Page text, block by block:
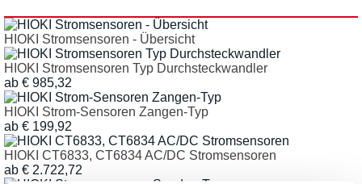
HIOKI Stromsensoren - Übersicht
HIOKI Stromsensoren Typ Durchsteckwandler
ab € 985,32
HIOKI Strom-Sensoren Zangen-Typ
ab € 199,92
HIOKI CT6833, CT6834 AC/DC Stromsensoren
ab € 2.722,72